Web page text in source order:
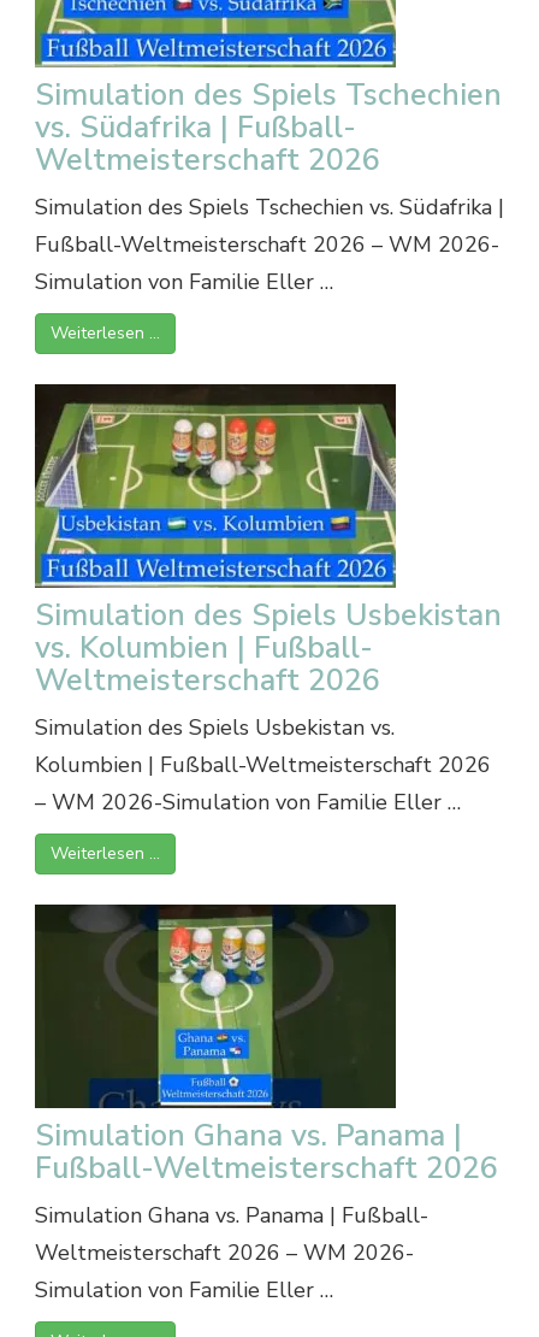
Simulation des Spiels Tschechien
vs. Südafrika | Fußball-
Weltmeisterschaft 2026
Simulation des Spiels Tschechien vs. Südafrika |
Fußball-Weltmeisterschaft 2026 – WM 2026-
Simulation von Familie Eller …
Weiterlesen …
Simulation des Spiels Usbekistan
vs. Kolumbien | Fußball-
Weltmeisterschaft 2026
Simulation des Spiels Usbekistan vs.
Kolumbien | Fußball-Weltmeisterschaft 2026
– WM 2026-Simulation von Familie Eller …
Weiterlesen …
Simulation Ghana vs. Panama |
Fußball-Weltmeisterschaft 2026
Simulation Ghana vs. Panama | Fußball-
Weltmeisterschaft 2026 – WM 2026-
Simulation von Familie Eller …